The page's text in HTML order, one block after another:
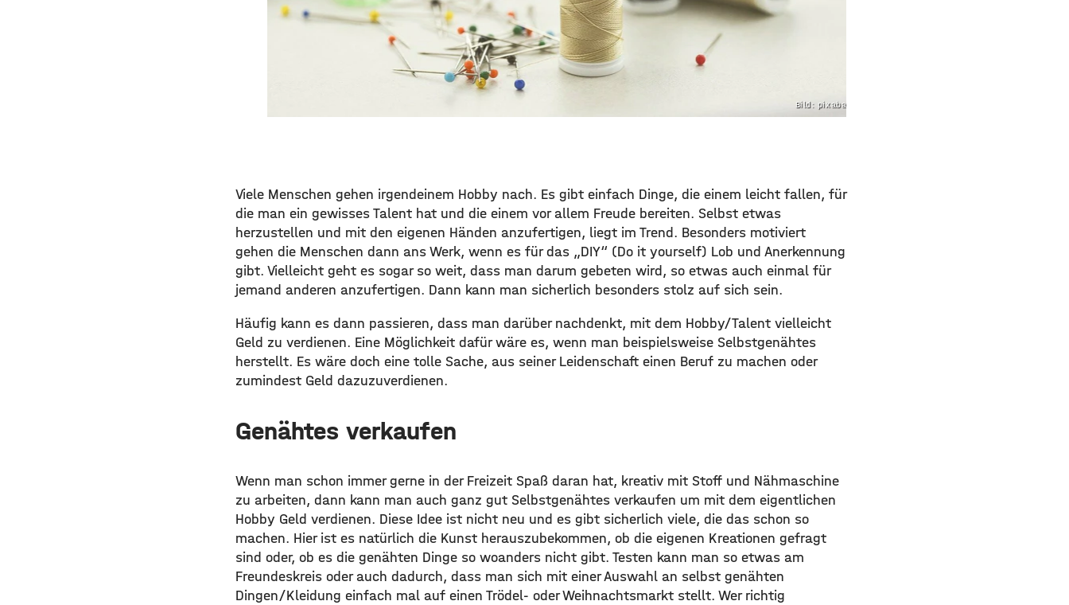
Bild: pixabay.com
Viele Menschen gehen irgendeinem Hobby nach. Es gibt einfach Dinge, die einem leicht fallen, für
die man ein gewisses Talent hat und die einem vor allem Freude bereiten. Selbst etwas
herzustellen und mit den eigenen Händen anzufertigen, liegt im Trend. Besonders motiviert
gehen die Menschen dann ans Werk, wenn es für das „DIY“ (Do it yourself) Lob und Anerkennung
gibt. Vielleicht geht es sogar so weit, dass man darum gebeten wird, so etwas auch einmal für
jemand anderen anzufertigen. Dann kann man sicherlich besonders stolz auf sich sein.
Häufig kann es dann passieren, dass man darüber nachdenkt, mit dem Hobby/Talent vielleicht
Geld zu verdienen. Eine Möglichkeit dafür wäre es, wenn man beispielsweise Selbstgenähtes
herstellt. Es wäre doch eine tolle Sache, aus seiner Leidenschaft einen Beruf zu machen oder
zumindest Geld dazuzuverdienen.
Genähtes verkaufen
Wenn man schon immer gerne in der Freizeit Spaß daran hat, kreativ mit Stoff und Nähmaschine
zu arbeiten, dann kann man auch ganz gut Selbstgenähtes verkaufen um mit dem eigentlichen
Hobby Geld verdienen. Diese Idee ist nicht neu und es gibt sicherlich viele, die das schon so
machen. Hier ist es natürlich die Kunst herauszubekommen, ob die eigenen Kreationen gefragt
sind oder, ob es die genähten Dinge so woanders nicht gibt. Testen kann man so etwas am
Freundeskreis oder auch dadurch, dass man sich mit einer Auswahl an selbst genähten
Dingen/Kleidung einfach mal auf einen Trödel- oder Weihnachtsmarkt stellt. Wer richtig